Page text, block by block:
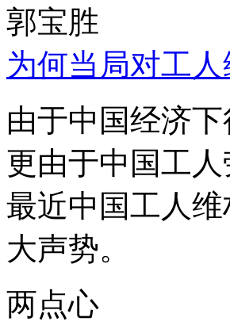
郭宝胜
为何当局对工
由于中国经济
更由于中国工
最近中国工人
大声势。
两点心